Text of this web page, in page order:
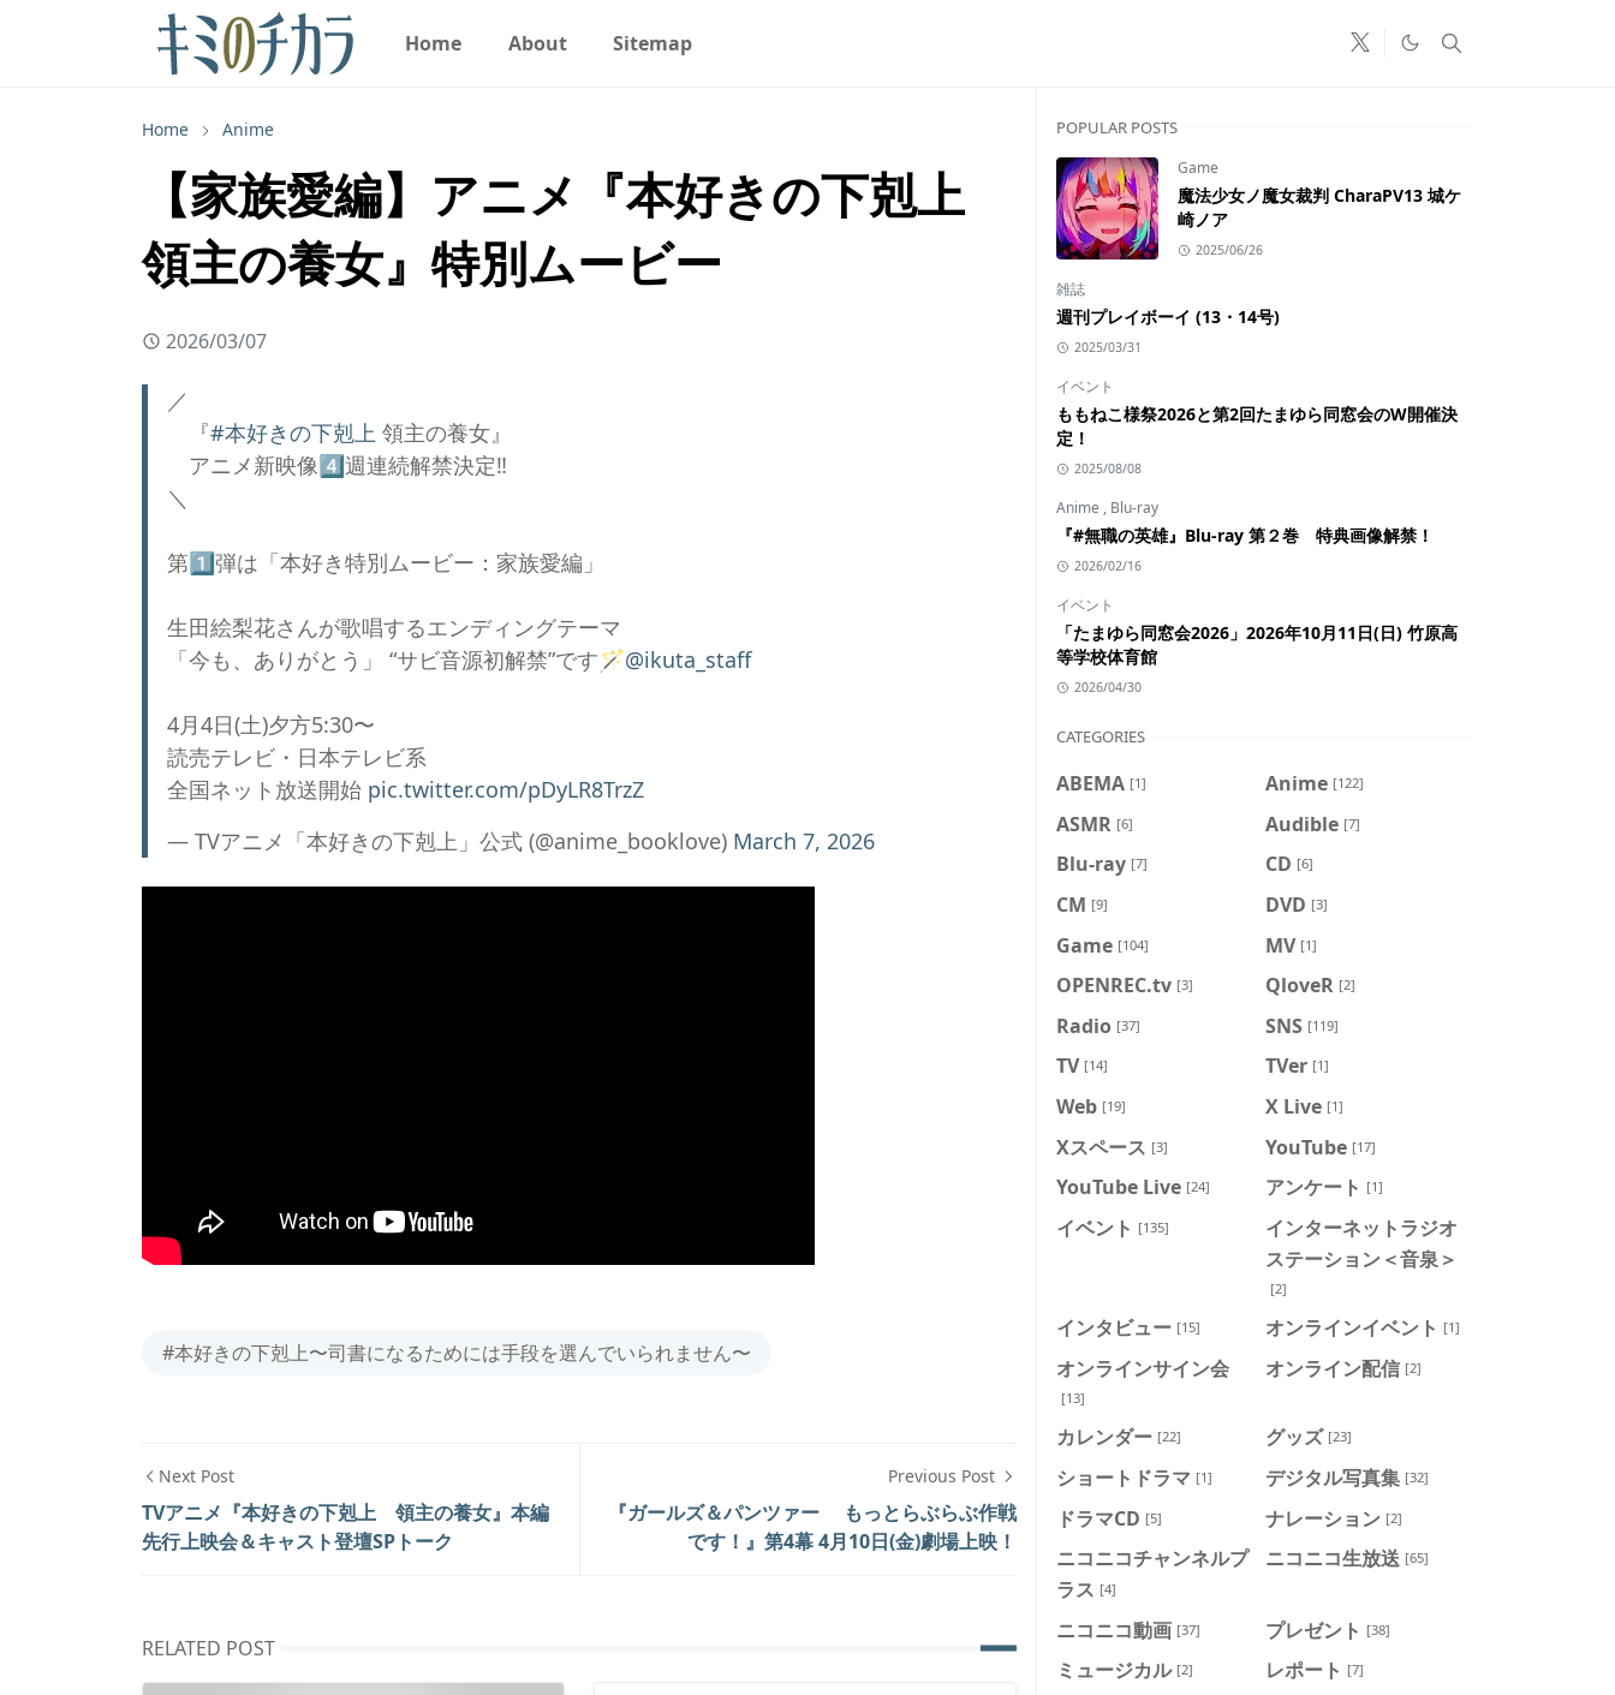
Home About Sitemap
Home Anime
【家族愛編】アニメ『本好きの下剋上
領主の養女』特別ムービー
2026/03/07
／
『#本好きの下剋上 領主の養女』
アニメ新映像4️⃣週連続解禁決定‼️
＼
第1️⃣弾は「本好き特別ムービー：家族愛編」
生田絵梨花さんが歌唱するエンディングテーマ
「今も、ありがとう」 “サビ音源初解禁”です🪄@ikuta_staff
4月4日(土)夕方5:30〜
読売テレビ・日本テレビ系
全国ネット放送開始 pic.twitter.com/pDyLR8TrzZ
— TVアニメ「本好きの下剋上」公式 (@anime_booklove) March 7, 2026
#本好きの下剋上〜司書になるためには手段を選んでいられません〜
Next Post
TVアニメ『本好きの下剋上 領主の養女』本編
先行上映会＆キャスト登壇SPトーク
Previous Post
『ガールズ＆パンツァー もっとらぶらぶ作戦
です！』第4幕 4月10日(金)劇場上映！
RELATED POST
POPULAR POSTS
Game
魔法少女ノ魔女裁判 CharaPV13 城ケ
崎ノア
2025/06/26
雑誌
週刊プレイボーイ (13・14号)
2025/03/31
イベント
ももねこ様祭2026と第2回たまゆら同窓会のW開催決
定！
2025/08/08
Anime , Blu-ray
『#無職の英雄』Blu-ray 第２巻 特典画像解禁！
2026/02/16
イベント
「たまゆら同窓会2026」2026年10月11日(日) 竹原高
等学校体育館
2026/04/30
CATEGORIES
ABEMA [1] Anime [122]
ASMR [6] Audible [7]
Blu-ray [7] CD [6]
CM [9] DVD [3]
Game [104] MV [1]
OPENREC.tv [3] QloveR [2]
Radio [37] SNS [119]
TV [14] TVer [1]
Web [19] X Live [1]
Xスペース [3] YouTube [17]
YouTube Live [24] アンケート [1]
イベント [135]
インターネットラジオ
ステーション＜音泉＞
[2]
インタビュー [15] オンラインイベント [1]
オンラインサイン会
[13]
オンライン配信 [2]
カレンダー [22] グッズ [23]
ショートドラマ [1] デジタル写真集 [32]
ドラマCD [5] ナレーション [2]
ニコニコチャンネルプ
ラス [4]
ニコニコ生放送 [65]
ニコニコ動画 [37] プレゼント [38]
ミュージカル [2] レポート [7]